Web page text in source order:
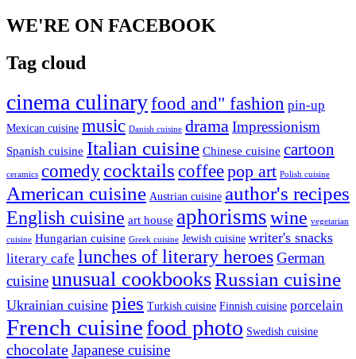
WE'RE ON FACEBOOK
Tag cloud
cinema culinaryfood and" fashion pin-up
Mexican cuisine music Danish cuisine dramaImpressionism
Spanish cuisine Italian cuisine Chinese cuisine cartoon
ceramics comedy cocktails coffeepop art Polish cuisine
American cuisine Austrian cuisine author's recipes
English cuisine art house aphorismswine vegetarian
cuisine Hungarian cuisine Greek cuisine Jewish cuisine writer's snacks
literary cafe lunches of literary heroesGerman
cuisineunusual cookbooksRussian cuisine
Ukrainian cuisine pies Turkish cuisine Finnish cuisine porcelain
French cuisinefood photo Swedish cuisine
chocolateJapanese cuisine